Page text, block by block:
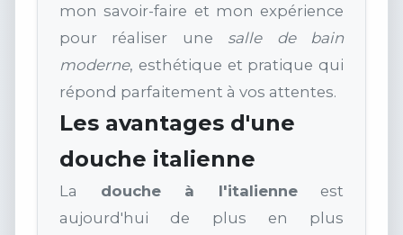
mon savoir-faire et mon expérience
pour réaliser une salle de bain
moderne, esthétique et pratique qui
répond parfaitement à vos attentes.
Les avantages d'une
douche italienne
La douche à l'italienneest
aujourd'hui de plus en plus